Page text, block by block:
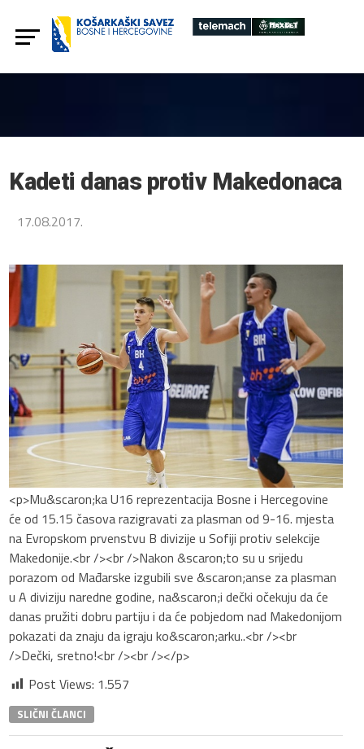
Kadeti danas protiv Makedonaca
17.08.2017.
<p>Mu&scaron;ka U16 reprezentacija Bosne i Hercegovine
će od 15.15 časova razigravati za plasman od 9-16. mjesta
na Evropskom prvenstvu B divizije u Sofiji protiv selekcije
Makedonije.<br /><br />Nakon &scaron;to su u srijedu
porazom od Mađarske izgubili sve &scaron;anse za plasman
u A diviziju naredne godine, na&scaron;i dečki očekuju da će
danas pružiti dobru partiju i da će pobjedom nad Makedonijom
pokazati da znaju da igraju ko&scaron;arku..<br /><br
/>Dečki, sretno!<br /><br /></p>
Post Views: 1.557
SLIČNI ČLANCI